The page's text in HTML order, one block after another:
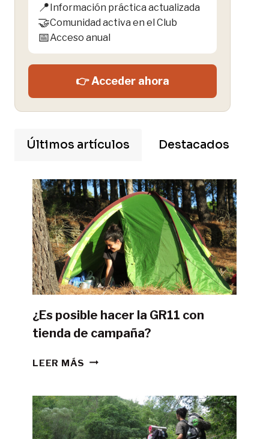
📍Información práctica actualizada
🤝Comunidad activa en el Club
📅Acceso anual
👉 Acceder ahora
Últimos artículos Destacados
¿Es posible hacer la GR11 con
tienda de campaña?
LEER MÁS ¿ES
LA
GR11
CON